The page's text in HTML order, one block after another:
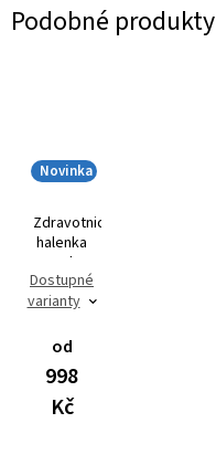
Podobné produkty
Novinka
Zdravotnická
halenka
MIA Flex
3102
Dostupné
varianty
od
998
Kč